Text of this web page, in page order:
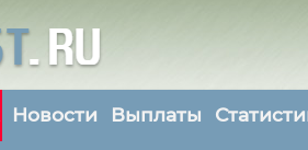
Новости Выплаты